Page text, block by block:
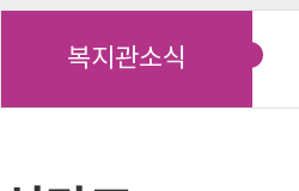
복지관소식